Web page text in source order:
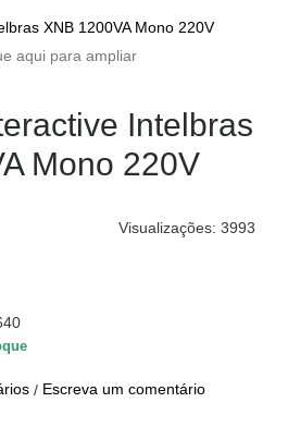
aqui para ampliar
Intelbras
Mono 220V
Visualizações: 3993
/ Escreva um comentário